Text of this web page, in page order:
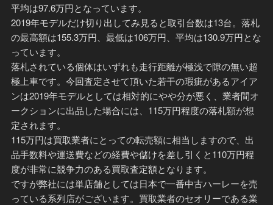
平均は97.6万円となっています。
2019年モデルだけ切り出してみ見ると取引台数は13台。落札
の最高額は155.3万円、最低は106万円、平均は130.9万円とな
っています。
落札されている個体はいずれも走行距離が極浅で隙の無い超
極上車です。今回査定させて頂いた若干の瑕疵があるアイア
ンは2019年モデルとしては相対的にやや分が悪く、業者間オ
ークションに出品した場合には、115万円程度の落札額が想
定されます。
115万円は買取業者にとっての転売額に相当しますので、出
品手数料や運送費などの経費や儲けを差し引くと110万円程
度が非常に競争力のある買取査定額となります。
ですが弊社には単店舗としては日本で一番中古ハーレーを売
っている系列店がございます。買取業者のセオリーである業